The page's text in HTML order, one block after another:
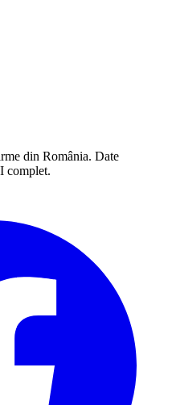
din România. Date
complet.